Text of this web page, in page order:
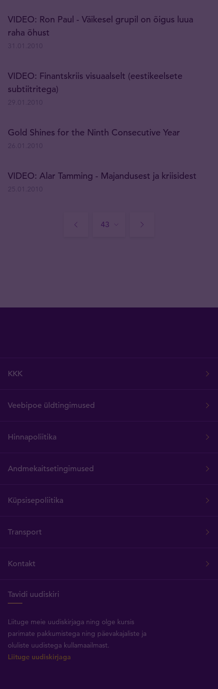
VIDEO: Ron Paul - Väikesel grupil on õigus luua
raha õhust
VIDEO: Finantskriis visuaalselt (eestikeelsete
subtiitritega)
Gold Shines for the Ninth Consecutive Year
VIDEO: Alar Tamming - Majandusest ja kriisidest
KKK
Veebipoe üldtingimused
Hinnapoliitika
Andmekaitsetingimused
Küpsisepoliitika
Transport
Kontakt
Tavidi uudiskiri
Liituge meie uudiskirjaga ning olge kursis
parimate pakkumistega ning päevakajaliste ja
oluliste uudistega kullamaailmast.
Liituge uudiskirjaga